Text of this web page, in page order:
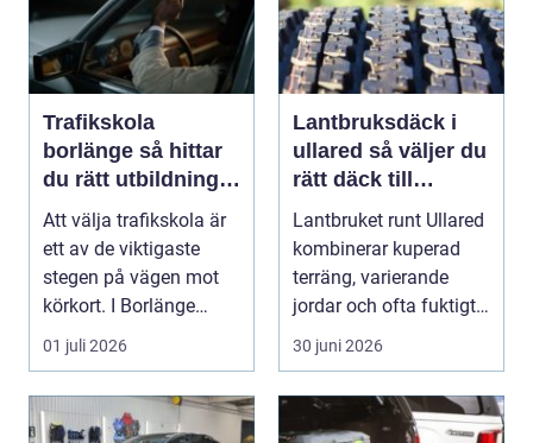
Trafikskola
borlänge så hittar
du rätt utbildning
till körkortet
Att välja trafikskola är
ett av de viktigaste
stegen på vägen mot
körkort. I Borlänge
finns flera al...
01 juli 2026
Lantbruksdäck i
ullared så väljer du
rätt däck till
gårdens maskiner
Lantbruket runt Ullared
kombinerar kuperad
terräng, varierande
jordar och ofta fuktigt
väder. Valet ...
30 juni 2026